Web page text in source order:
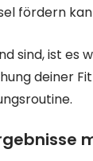
fördern
sind, ist es
deiner